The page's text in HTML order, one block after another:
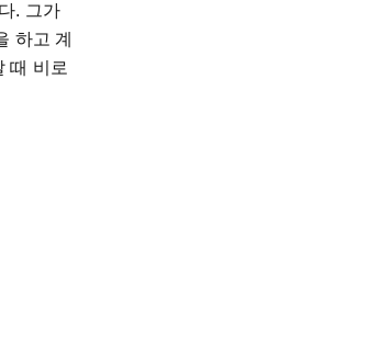
. 그가
하고 계
때 비로